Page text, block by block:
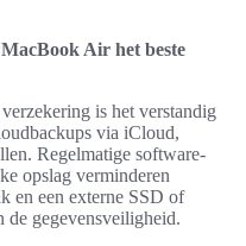
Air het beste
is het verstandig
via iCloud,
Regelmatige software-
opslag verminderen
en een externe SSD of
gegevensveiligheid.